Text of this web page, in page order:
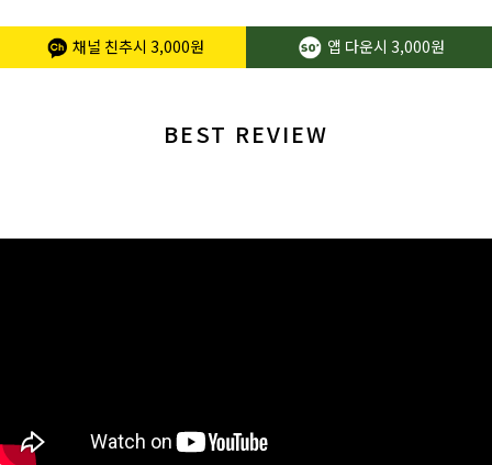
채널 친추시 3,000원 앱 다운시 3,000원
BEST REVIEW